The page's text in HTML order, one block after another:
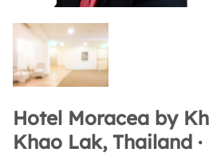
Hotel Moracea by
Khao Lak, Thailand